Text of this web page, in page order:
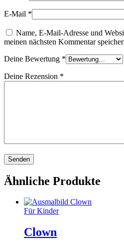
E-Mail *
Name, E-Mail-Adresse und
meinen nächsten Kommentar
Deine Bewertung *
Deine Rezension *
Ähnliche Produkte
Für Kinder
Clown